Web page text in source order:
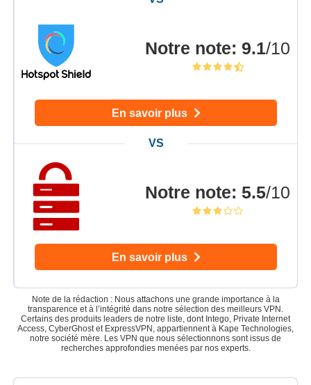
Notre note: 9.1/10
En savoir plus
Notre note: 5.5/10
En savoir plus
Note de la rédaction : Nous attachons une grande importance à la
transparence et à l’intégrité dans notre sélection des meilleurs VPN.
Certains des produits leaders de notre liste, dont Intego, Private Internet
Access, CyberGhost et ExpressVPN, appartiennent à Kape Technologies,
notre société mère. Les VPN que nous sélectionnons sont issus de
recherches approfondies menées par nos experts.